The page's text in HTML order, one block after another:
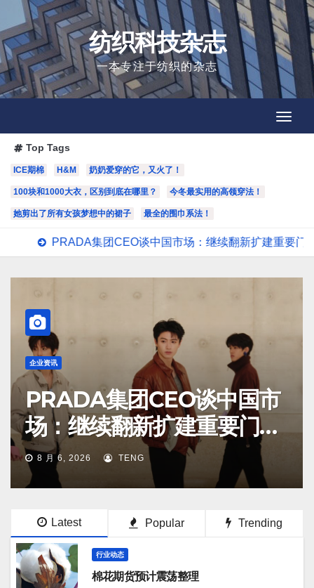
to
content
纺织科技杂志
一本专注于纺织的杂志
Top Tags
ICE期棉 H&M 奶奶爱穿的它，又火了！
100块和1000大衣，区别到底在哪里？ 今冬最实用的高领穿法！
她剪出了所有女孩梦想中的裙子 最全的围巾系法！
团CEO谈中国市场：继续翻新扩建重要门店；某些城市的第
企业资讯
PRADA集团CEO谈中国市
场：继续翻新扩建重要门
店；某些城市的第二、第三
店不再有价值
8 月 6, 2026 TENG
Latest Popular Trending
行业动态
棉花期货预计震荡整理